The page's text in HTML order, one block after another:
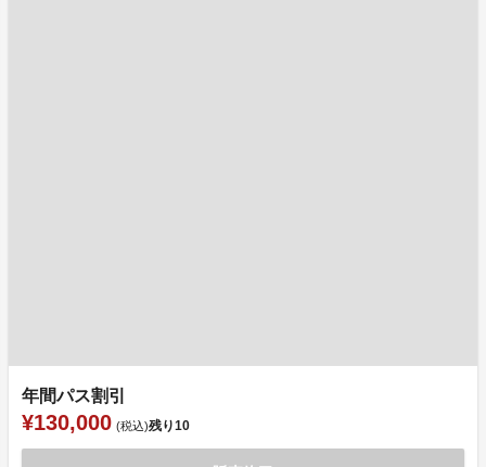
年間パス割引
¥130,000 (税込)残り10